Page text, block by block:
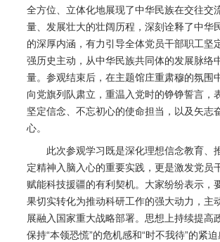
全方位、立体化地展现了中华民族在交往交
量、发展壮大的壮阔历程，深刻诠释了中华
的深厚内涵，有力引导全体党员干部职工坚
强历史主动，从中华民族共同体的发展脉络
量。参观结束后，在主题馆庄重肃穆的氛围
向党旗列队肃立，重温入党时的铮铮誓言，
坚定信念、不忘初心的使命担当，以及矢志
心。
此次参观学习既是深化理想信念教育、
定精神入脑入心的重要实践，更是激发党员
赋能科技援疆的有利契机。大家纷纷表示，
果切实转化为推动科研工作的强大动力，主
展融入国家重大战略部署。思想上持续提高
保持“本领恐慌”的危机感和“时不我待”的紧